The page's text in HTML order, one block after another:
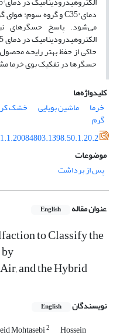
می‌شود. پاسخ حسگرهای
حاکی از حفظ بهتر رایحه
حسگرها در تفکیک بوی
کلیدواژه‌ها
خرما
ماشین بویایی خشک
گرم
موضوعات
پس از برداشت
عنوان مقاله English
to Classify the
and the Hybrid
نویسندگان English
Mohtasebi2 Hossein